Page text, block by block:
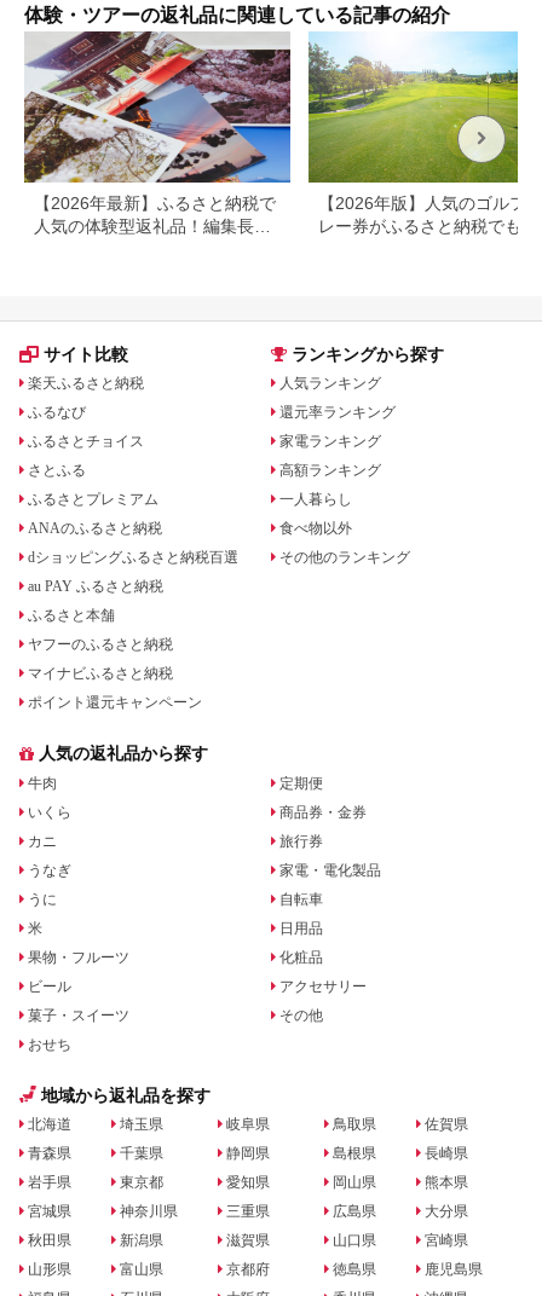
円 30万円 ホテル 旅
館 温泉 旅行 観光 ト
ケット クーポン 宿泊
お泊り 別府温泉 別府
観光 地獄めぐり 旅 お
すすめ 人気 体験型 節
約_B030-007
体験・ツアーの返礼品に関連している記事の紹介
【2026年最新】ふるさと納税で
人気の体験型返礼品！編集長お
【2026年版】人気のゴルフ
レー券がふるさと納税でもら
サイト比較
楽天ふるさと納税
ふるなび
ふるさとチョイス
さとふる
ふるさとプレミアム
ANAのふるさと納税
dショッピングふるさと納税百選
au PAY ふるさと納税
ふるさと本舗
ヤフーのふるさと納税
マイナビふるさと納税
ポイント還元キャンペーン
ランキングから探す
人気ランキング
還元率ランキング
家電ランキング
高額ランキング
一人暮らし
食べ物以外
その他のランキング
人気の返礼品から探す
牛肉
いくら
カニ
うなぎ
うに
米
果物・フルーツ
ビール
菓子・スイーツ
おせち
定期便
商品券・金券
旅行券
家電・電化製品
自転車
日用品
化粧品
アクセサリー
その他
地域から返礼品を探す
北海道
青森県
岩手県
宮城県
秋田県
山形県
埼玉県
千葉県
東京都
神奈川県
新潟県
富山県
岐阜県
静岡県
愛知県
三重県
滋賀県
京都府
鳥取県
島根県
岡山県
広島県
山口県
徳島県
佐賀県
長崎県
熊本県
大分県
宮崎県
鹿児島県